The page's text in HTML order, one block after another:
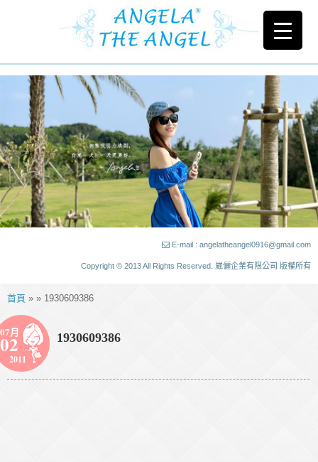
E-mail : angelatheangel0916@gmail.com
Copyright © 2013 All Rights Reserved. 崴儷企業有限公司 版權所有
首頁 » » 1930609386
07月
02
2011
1930609386